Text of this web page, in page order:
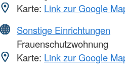
Karte: Link zur Google
Sonstige Einrichtungen
Frauenschutzwohnung
Karte: Link zur Google